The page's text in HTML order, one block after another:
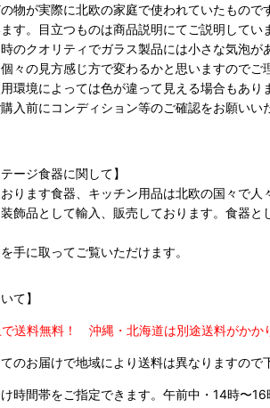
物が実際に北欧の家庭で使われていたもの
す。目立つものは商品説明にてご説明して
のクオリティでガラス製品には小さな気泡が
々の見方感じ方で変わるかと思いますのでご
環境によっては色が違って見える場合もあ
入前にコンディション等のご確認をお願い
ージ食器に関して】
ります食器、キッチン用品は北欧の国々で
飾品として輸入、販売しております。食器
手に取ってご覧いただけます。
て】
送料無料！ 沖縄・北海道は別途送料がかか
のお届けで地域により送料は異なりますので
時間帯をご指定できます。 午前中・14時〜